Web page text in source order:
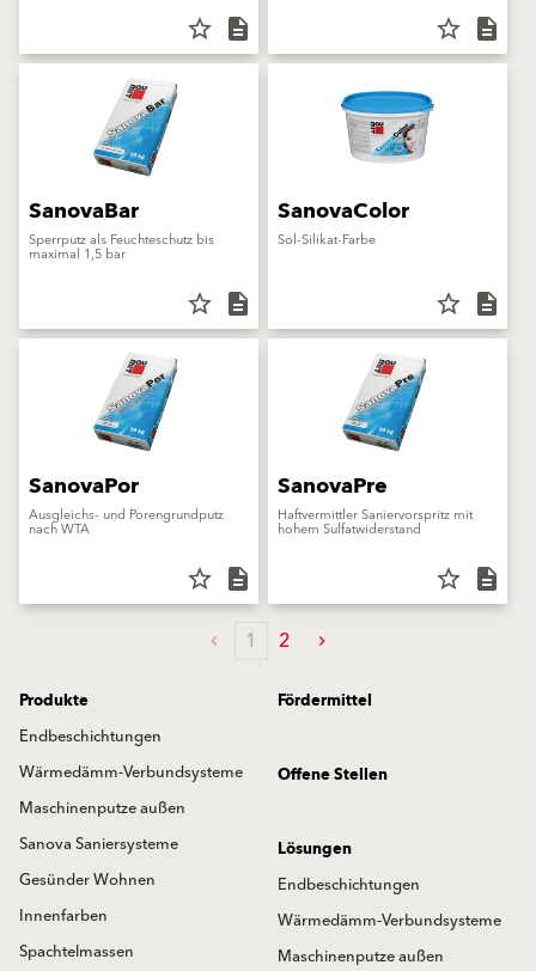
star_border description star_border description
SanovaBar
Sperrputz als Feuchteschutz bis
maximal 1,5 bar
star_border description
SanovaColor
Sol-Silikat-Farbe
star_border description
SanovaPor
Ausgleichs- und Porengrundputz
nach WTA
star_border description
SanovaPre
Haftvermittler Saniervorspritz mit
hohem Sulfatwiderstand
star_border description
1 2
Produkte
Endbeschichtungen
Wärmedämm-Verbundsysteme
Maschinenputze außen
Sanova Saniersysteme
Gesünder Wohnen
Innenfarben
Spachtelmassen
Fördermittel
Offene Stellen
Lösungen
Endbeschichtungen
Wärmedämm-Verbundsysteme
Maschinenputze außen